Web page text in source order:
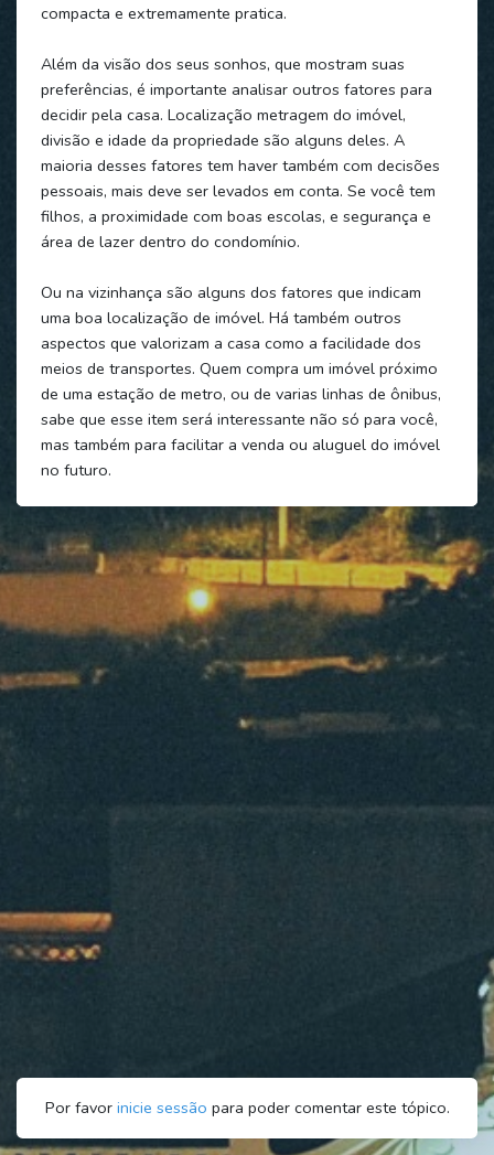
compacta e extremamente pratica.
Além da visão dos seus sonhos, que mostram suas
preferências, é importante analisar outros fatores para
decidir pela casa. Localização metragem do imóvel,
divisão e idade da propriedade são alguns deles. A
maioria desses fatores tem haver também com decisões
pessoais, mais deve ser levados em conta. Se você tem
filhos, a proximidade com boas escolas, e segurança e
área de lazer dentro do condomínio.
Ou na vizinhança são alguns dos fatores que indicam
uma boa localização de imóvel. Há também outros
aspectos que valorizam a casa como a facilidade dos
meios de transportes. Quem compra um imóvel próximo
de uma estação de metro, ou de varias linhas de ônibus,
sabe que esse item será interessante não só para você,
mas também para facilitar a venda ou aluguel do imóvel
no futuro.
Por favor inicie sessão para poder comentar este tópico.